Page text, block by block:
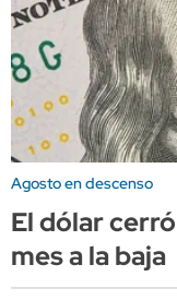
Agosto en descenso
El dólar
mes a la baja